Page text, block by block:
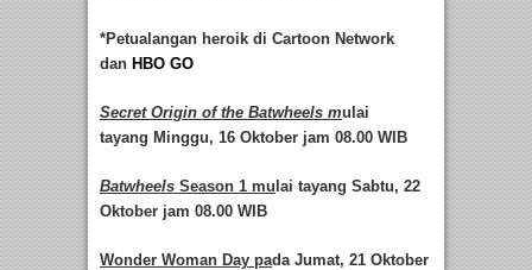
*Petualangan heroik di Cartoon Network
dan HBO GO
Secret Origin of the Batwheels mulai
tayang Minggu, 16 Oktober jam 08.00 WIB
Batwheels Season 1 mu lai tayang Sabtu, 22
Oktober jam 08.00 WIB
Wonder Woman Day pada Jumat, 21 Oktober